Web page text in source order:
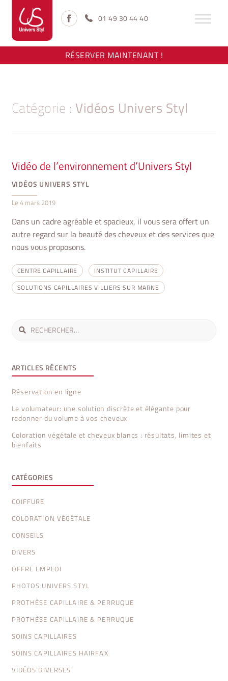
Aller
navigation
Aller
au
contenu
01 49 30 44 40
RÉSERVER MAINTENANT !
Catégorie : Vidéos Univers Styl
Vidéo de l’environnement d’Univers Styl
VIDÉOS UNIVERS STYL
Le 4 mars 2019
Dans un cadre agréable et spacieux, il vous sera offert un
autre regard sur la beauté des cheveux et des services que
nous vous proposons.
CENTRE CAPILLAIRE
INSTITUT CAPILLAIRE
SOLUTIONS CAPILLAIRES VILLIERS SUR MARNE
Rechercher :
ARTICLES RÉCENTS
Réservation en ligne
Le volumateur: une solution discrète et élégante pour
redonner du volume à vos cheveux
Coloration végétale et cheveux blancs : résultats, limites et
bienfaits
CATÉGORIES
COIFFURE
COLORATION VÉGÉTALE
CONSEILS
DIVERS
OFFRE EMPLOI
PHOTOS UNIVERS STYL
PROTHÈSE CAPILLAIRE & PERRUQUE
PROTHÈSE CAPILLAIRE & PERRUQUE
SOINS CAPILLAIRES
SOINS CAPILLAIRES HAIRFAX
VIDÉOS DIVERSES